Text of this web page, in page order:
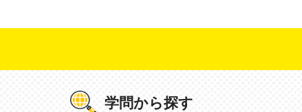
学問から探す